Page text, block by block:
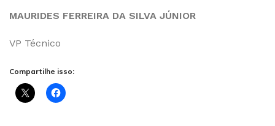
MAURIDES FERREIRA DA SILVA JÚNIOR
VP Técnico
Compartilhe isso: